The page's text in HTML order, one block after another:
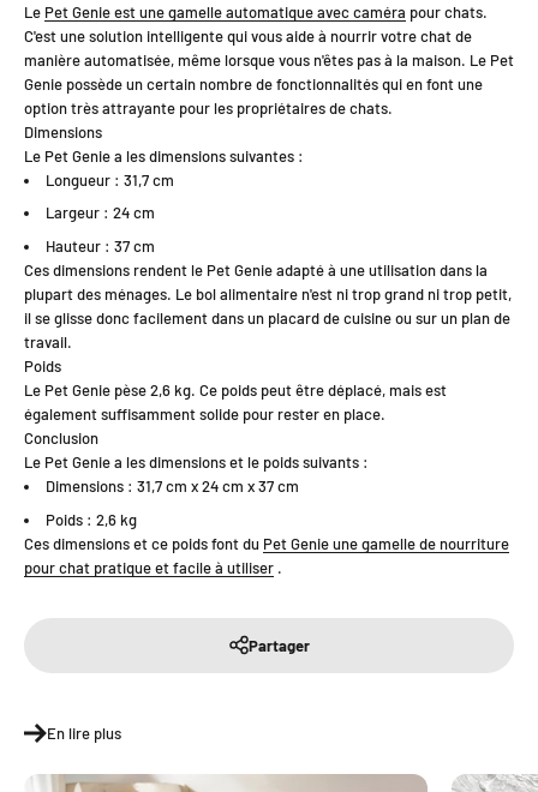
Le Pet Genie est une gamelle automatique avec caméra pour chats.
C'est une solution intelligente qui vous aide à nourrir votre chat de
manière automatisée, même lorsque vous n'êtes pas à la maison. Le Pet
Genie possède un certain nombre de fonctionnalités qui en font une
option très attrayante pour les propriétaires de chats.
Dimensions
Le Pet Genie a les dimensions suivantes :
Longueur : 31,7 cm
Largeur : 24 cm
Hauteur : 37 cm
Ces dimensions rendent le Pet Genie adapté à une utilisation dans la
plupart des ménages. Le bol alimentaire n'est ni trop grand ni trop petit,
il se glisse donc facilement dans un placard de cuisine ou sur un plan de
travail.
Poids
Le Pet Genie pèse 2,6 kg. Ce poids peut être déplacé, mais est
également suffisamment solide pour rester en place.
Conclusion
Le Pet Genie a les dimensions et le poids suivants :
Dimensions : 31,7 cm x 24 cm x 37 cm
Poids : 2,6 kg
Ces dimensions et ce poids font du Pet Genie une gamelle de nourriture
pour chat pratique et facile à utiliser .
Partager
En lire plus